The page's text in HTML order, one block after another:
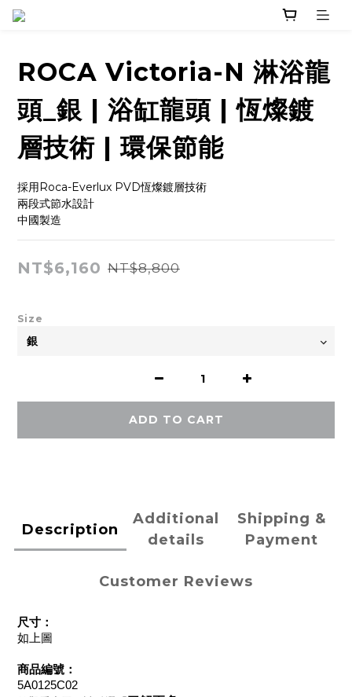
ROCA Victoria-N 淋浴龍
頭_銀 | 浴缸龍頭 | 恆燦鍍
層技術 | 環保節能
採用Roca-Everlux PVD恆燦鍍層技術
兩段式節水設計
中國製造
NT$6,160 NT$8,800
Size
ADD TO CART
Description
Additional
details
Shipping &
Payment
Customer Reviews
尺寸：
如上圖
商品編號：
5A0125C02